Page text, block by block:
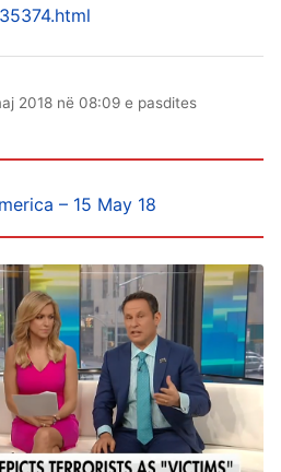
2018 në 08:09 e pasdites
– 15 May 18